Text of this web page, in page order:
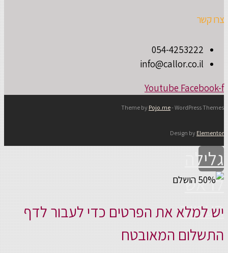
צרו קשר
054-4253222
info@callor.co.il
Youtube Facebook-f
Theme by Pojo.me- WordPress Themes
Design by Elementor
גלילה
לראש
העמוד
יש למלא את הפרטים כדי לעבור לדף
התשלום המאובטח